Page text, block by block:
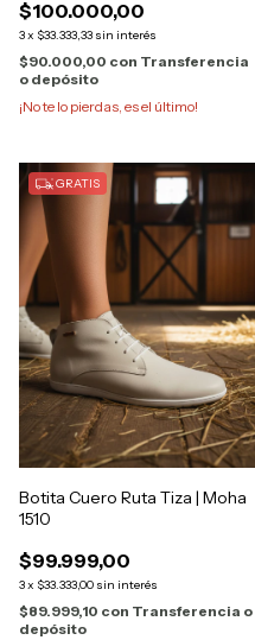
$100.000,00
3x $33.333,33 sin interés
$90.000,00 con Transferencia
o depósito
¡No te lo pierdas, es el último!
GRATIS
Botita Cuero Ruta Tiza | Moha
1510
$99.999,00
3x $33.333,00 sin interés
$89.999,10 con Transferencia o
depósito